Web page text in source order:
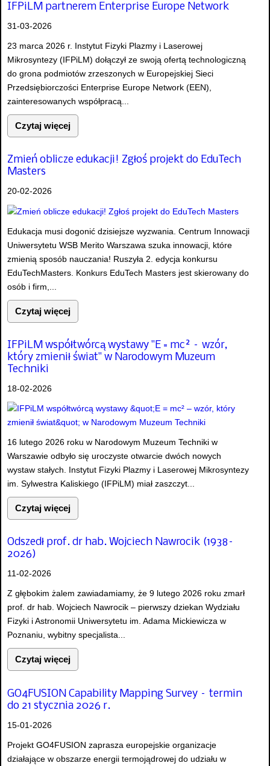
IFPiLM partnerem Enterprise Europe Network
31-03-2026
23 marca 2026 r. Instytut Fizyki Plazmy i Laserowej
Mikrosyntezy (IFPiLM) dołączył ze swoją ofertą technologiczną
do grona podmiotów zrzeszonych w Europejskiej Sieci
Przedsiębiorczości Enterprise Europe Network (EEN),
zainteresowanych współpracą...
Czytaj więcej
Zmień oblicze edukacji! Zgłoś projekt do EduTech
Masters
20-02-2026
Edukacja musi dogonić dzisiejsze wyzwania. Centrum Innowacji
Uniwersytetu WSB Merito Warszawa szuka innowacji, które
zmienią sposób nauczania! Ruszyła 2. edycja konkursu
EduTechMasters. Konkurs EduTech Masters jest skierowany do
osób i firm,...
Czytaj więcej
IFPiLM współtwórcą wystawy "E = mc² – wzór,
który zmienił świat" w Narodowym Muzeum
Techniki
18-02-2026
16 lutego 2026 roku w Narodowym Muzeum Techniki w
Warszawie odbyło się uroczyste otwarcie dwóch nowych
wystaw stałych. Instytut Fizyki Plazmy i Laserowej Mikrosyntezy
im. Sylwestra Kaliskiego (IFPiLM) miał zaszczyt...
Czytaj więcej
Odszedł prof. dr hab. Wojciech Nawrocik (1938–
2026)
11-02-2026
Z głębokim żalem zawiadamiamy, że 9 lutego 2026 roku zmarł
prof. dr hab. Wojciech Nawrocik – pierwszy dziekan Wydziału
Fizyki i Astronomii Uniwersytetu im. Adama Mickiewicza w
Poznaniu, wybitny specjalista...
Czytaj więcej
GO4FUSION Capability Mapping Survey – termin
do 21 stycznia 2026 r.
15-01-2026
Projekt GO4FUSION zaprasza europejskie organizacje
działające w obszarze energii termojądrowej do udziału w